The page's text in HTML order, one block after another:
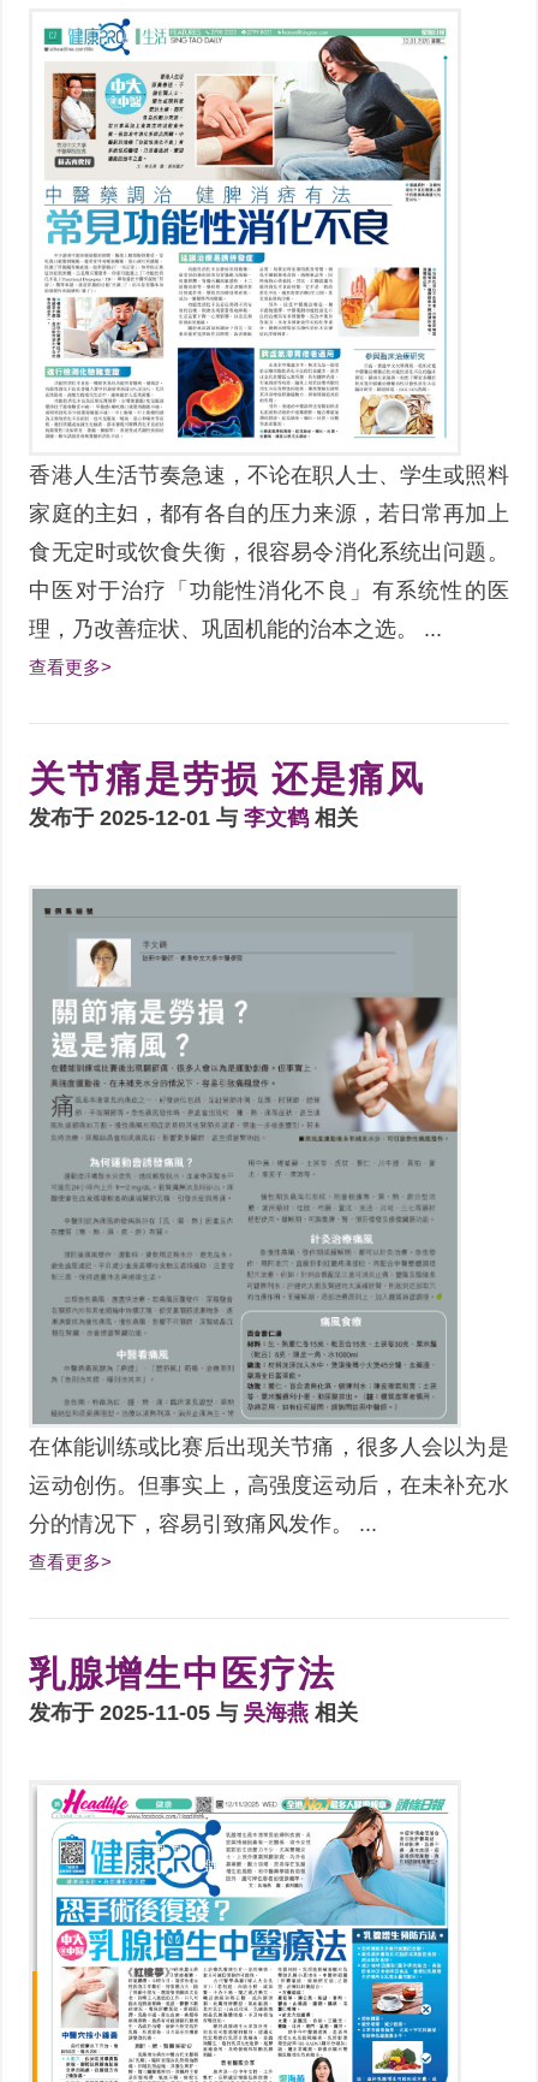
香港人生活节奏急速，不论在职人士、学生或照料
家庭的主妇，都有各自的压力来源，若日常再加上
食无定时或饮食失衡，很容易令消化系统出问题。
中医对于治疗「功能性消化不良」有系统性的医
理，乃改善症状、巩固机能的治本之选。 ...
查看更多>
关节痛是劳损 还是痛风
发布于 2025-12-01 与李文鹤相关
在体能训练或比赛后出现关节痛，很多人会以为是
运动创伤。但事实上，高强度运动后，在未补充水
分的情况下，容易引致痛风发作。 ...
查看更多>
乳腺增生中医疗法
发布于 2025-11-05 与吳海燕相关